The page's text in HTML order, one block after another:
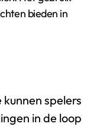
bieden in
spelers
in de loop